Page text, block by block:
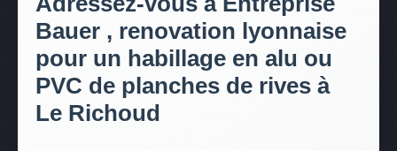
Bauer , renovation lyonnaise
pour un habillage en alu ou
PVC de planches de rives à
Le Richoud